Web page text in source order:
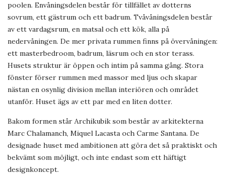
poolen. Envåningsdelen består för tillfället av dotterns
sovrum, ett gästrum och ett badrum. Tvåvåningsdelen består
av ett vardagsrum, en matsal och ett kök, alla på
nedervåningen. De mer privata rummen finns på övervåningen:
ett masterbedroom, badrum, läsrum och en stor terass.
Husets struktur är öppen och intim på samma gång. Stora
fönster förser rummen med massor med ljus och skapar
nästan en osynlig division mellan interiören och området
utanför. Huset ägs av ett par med en liten dotter.
Bakom formen står Archikubik som består av arkitekterna
Marc Chalamanch, Miquel Lacasta och Carme Santana. De
designade huset med ambitionen att göra det så praktiskt och
bekvämt som möjligt, och inte endast som ett häftigt
designkoncept.